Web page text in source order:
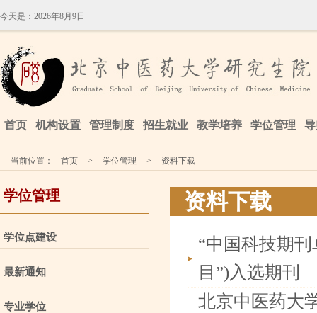
今天是： 2026年8月9日
首页 机构设置 管理制度 招生就业 教学培养 学位管理
当前位置： 首页 > 学位管理 > 资料下载
学位管理
学位点建设
最新通知
专业学位
资料下载
“中国科技期
目”)入选期刊
北京中医药大